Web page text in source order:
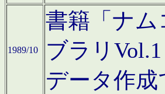
1989/10
書籍「ナ
ブラリ
データ作成